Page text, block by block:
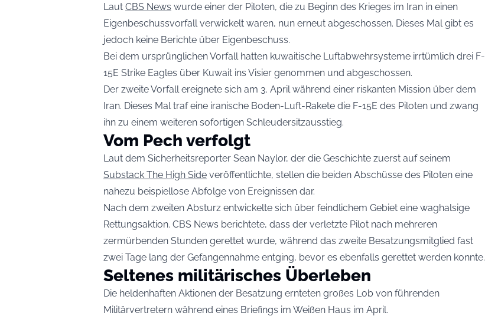
Laut CBS News wurde einer der Piloten, die zu Beginn des Krieges im Iran in einen
Eigenbeschussvorfall verwickelt waren, nun erneut abgeschossen. Dieses Mal gibt es
jedoch keine Berichte über Eigenbeschuss.
Bei dem ursprünglichen Vorfall hatten kuwaitische Luftabwehrsysteme irrtümlich drei F-
15E Strike Eagles über Kuwait ins Visier genommen und abgeschossen.
Der zweite Vorfall ereignete sich am 3. April während einer riskanten Mission über dem
Iran. Dieses Mal traf eine iranische Boden-Luft-Rakete die F-15E des Piloten und zwang
ihn zu einem weiteren sofortigen Schleudersitzausstieg.
Vom Pech verfolgt
Laut dem Sicherheitsreporter Sean Naylor, der die Geschichte zuerst auf seinem
Substack The High Side veröffentlichte, stellen die beiden Abschüsse des Piloten eine
nahezu beispiellose Abfolge von Ereignissen dar.
Nach dem zweiten Absturz entwickelte sich über feindlichem Gebiet eine waghalsige
Rettungsaktion. CBS News berichtete, dass der verletzte Pilot nach mehreren
zermürbenden Stunden gerettet wurde, während das zweite Besatzungsmitglied fast
zwei Tage lang der Gefangennahme entging, bevor es ebenfalls gerettet werden konnte.
Seltenes militärisches Überleben
Die heldenhaften Aktionen der Besatzung ernteten großes Lob von führenden
Militärvertretern während eines Briefings im Weißen Haus im April.